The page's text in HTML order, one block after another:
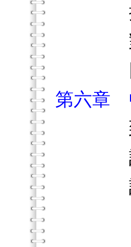
擔任
對權
第六章
訪問
訪問